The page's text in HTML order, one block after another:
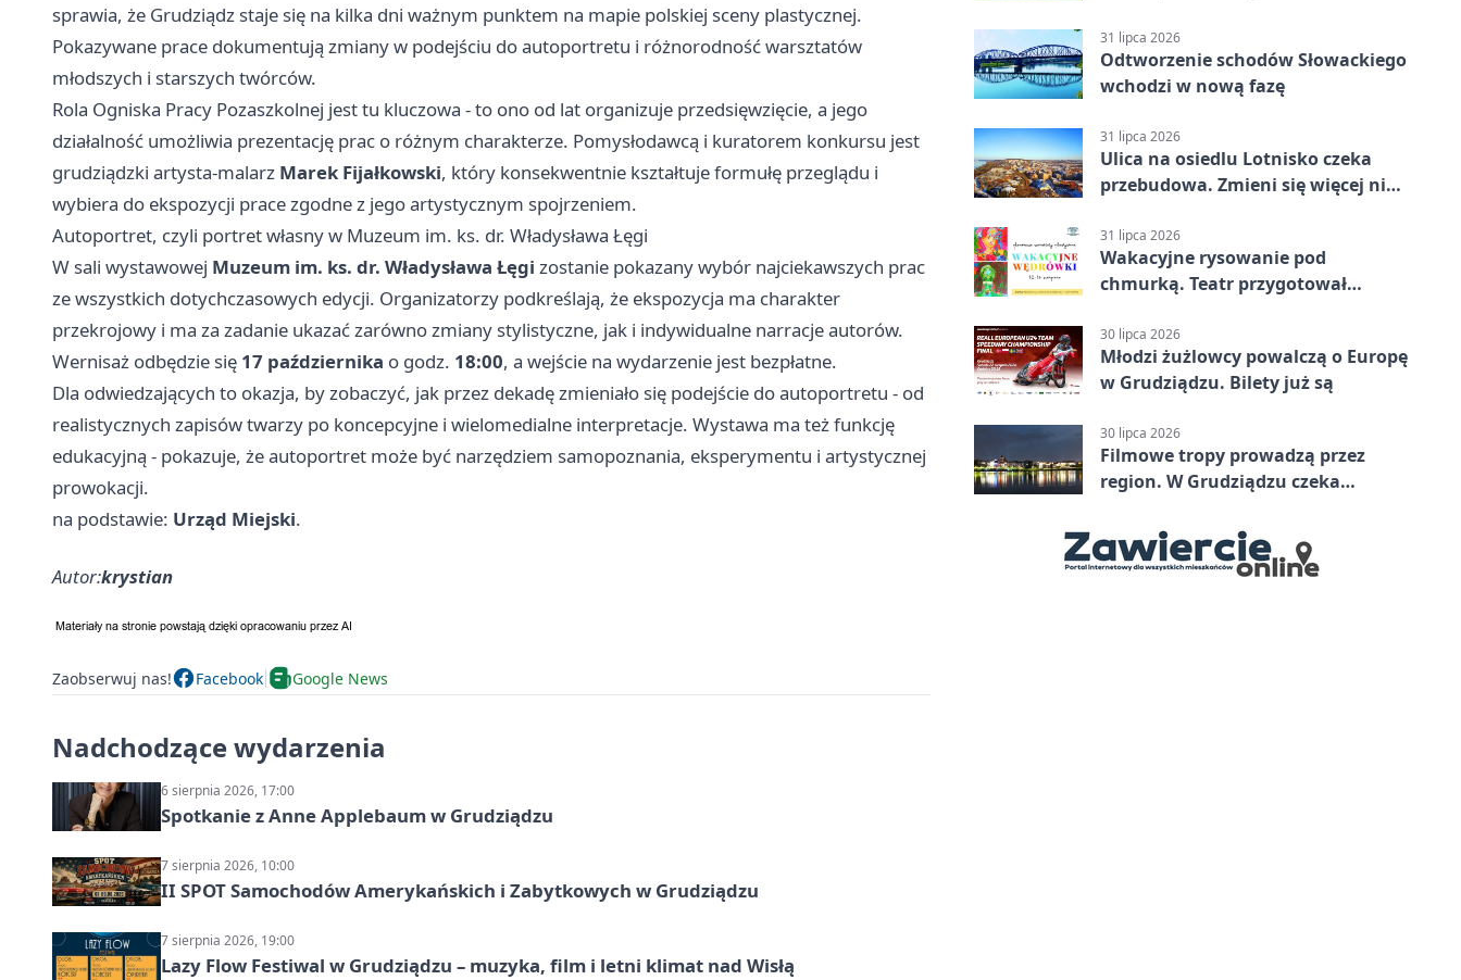
sprawia, że Grudziądz staje się na kilka dni ważnym punktem na mapie polskiej sceny plastycznej.
Pokazywane prace dokumentują zmiany w podejściu do autoportretu i różnorodność warsztatów
młodszych i starszych twórców.
Rola Ogniska Pracy Pozaszkolnej jest tu kluczowa - to ono od lat organizuje przedsięwzięcie, a jego
działalność umożliwia prezentację prac o różnym charakterze. Pomysłodawcą i kuratorem konkursu jest
grudziądzki artysta-malarz Marek Fijałkowski, który konsekwentnie kształtuje formułę przeglądu i
wybiera do ekspozycji prace zgodne z jego artystycznym spojrzeniem.
Autoportret, czyli portret własny w Muzeum im. ks. dr. Władysława Łęgi
W sali wystawowej Muzeum im. ks. dr. Władysława Łęgi zostanie pokazany wybór najciekawszych prac
ze wszystkich dotychczasowych edycji. Organizatorzy podkreślają, że ekspozycja ma charakter
przekrojowy i ma za zadanie ukazać zarówno zmiany stylistyczne, jak i indywidualne narracje autorów.
Wernisaż odbędzie się 17 października o godz. 18:00, a wejście na wydarzenie jest bezpłatne.
Dla odwiedzających to okazja, by zobaczyć, jak przez dekadę zmieniało się podejście do autoportretu - od
realistycznych zapisów twarzy po koncepcyjne i wielomedialne interpretacje. Wystawa ma też funkcję
edukacyjną - pokazuje, że autoportret może być narzędziem samopoznania, eksperymentu i artystycznej
prowokacji.
na podstawie: Urząd Miejski.
Autor:krystian
Zaobserwuj nas! Facebook Google News
Nadchodzące wydarzenia
6 sierpnia 2026, 17:00
Spotkanie z Anne Applebaum w Grudziądzu
7 sierpnia 2026, 10:00
II SPOT Samochodów Amerykańskich i Zabytkowych w Grudziądzu
7 sierpnia 2026, 19:00
Lazy Flow Festiwal w Grudziądzu – muzyka, film i letni klimat nad Wisłą
końcówce
31 lipca 2026
Odtworzenie schodów Słowackiego
wchodzi w nową fazę
31 lipca 2026
Ulica na osiedlu Lotnisko czeka
przebudowa. Zmieni się więcej niż
31 lipca 2026
Wakacyjne rysowanie pod
chmurką. Teatr przygotował
30 lipca 2026
Młodzi żużlowcy powalczą o Europę
w Grudziądzu. Bilety już są
30 lipca 2026
Filmowe tropy prowadzą przez
region. W Grudziądzu czeka